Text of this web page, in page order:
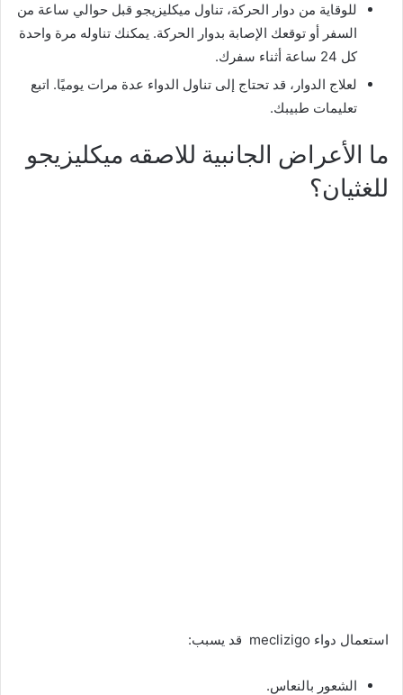
للوقاية من دوار الحركة، تناول ميكليزيجو قبل حوالي ساعة من
السفر أو توقعك الإصابة بدوار الحركة. يمكنك تناوله مرة واحدة
كل 24 ساعة أثناء سفرك.
لعلاج الدوار، قد تحتاج إلى تناول الدواء عدة مرات يوميًا. اتبع
تعليمات طبيبك.
ما الأعراض الجانبية للاصقه ميكليزيجو
للغثيان؟
استعمال دواء meclizigo قد يسبب:
الشعور بالنعاس.